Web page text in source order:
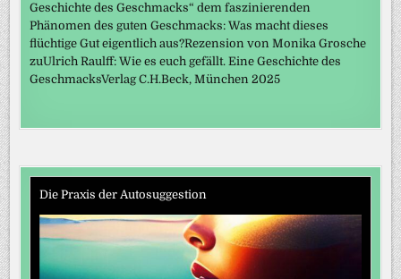
Geschichte des Geschmacks“ dem faszinierenden
Phänomen des guten Geschmacks: Was macht dieses
flüchtige Gut eigentlich aus?Rezension von Monika Grosche
zuUlrich Raulff: Wie es euch gefällt. Eine Geschichte des
GeschmacksVerlag C.H.Beck, München 2025
Die Praxis der Autosuggestion